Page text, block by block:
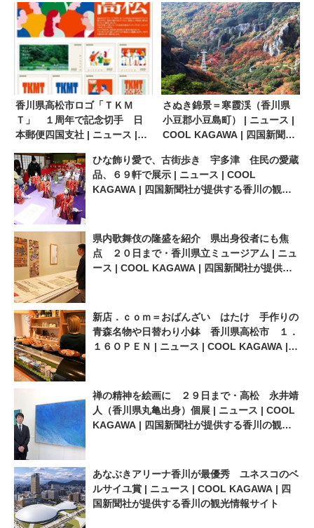
香川県高松市ロゴ「ＴＫＭ
Ｔ」 １周年で記念切手 日
本郵便四国支社 | ニュース |
が提供する香川の観光情報サ
イト
さぬき錦景＝寒霞渓（香川県
小豆郡小豆島町） | ニュース |
COOL KAGAWA | 四国新聞社
イト
ひな飾り愛で、古街歩き 宇多津 住民の愛蔵
品、６９軒で展示 | ニュース | COOL
KAGAWA | 四国新聞社が提供する香川の観光
県内歌舞伎の隆盛を紹介 県出身役者にも焦
点 ２０日まで・香川県立ミュージアム | ニュ
ース | COOL KAGAWA | 四国新聞社が提供す
新店．ｃｏｍ＝おばんざい はたけ 手作りの
青森名物や日替わり小鉢 香川県高松市 １．
１６ＯＰＥＮ | ニュース | COOL KAGAWA |
禅の精神を絵画に ２９日まで・高松 永井靖
人（香川県丸亀出身）個展 | ニュース | COOL
KAGAWA | 四国新聞社が提供する香川の観光
あなぶきアリーナ香川が最優秀 ユネスコのベ
ルサイユ賞 | ニュース | COOL KAGAWA | 四
国新聞社が提供する香川の観光情報サイト